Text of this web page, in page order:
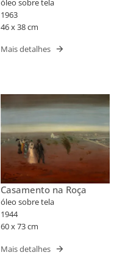
óleo sobre tela
1963
46 x 38 cm
Mais detalhes
Casamento na Roça
óleo sobre tela
1944
60 x 73 cm
Mais detalhes